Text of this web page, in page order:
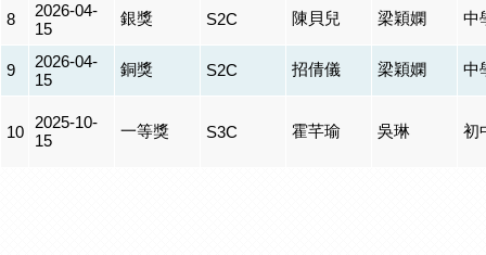
8
2026-04-
15
銀獎 S2C 陳貝兒 梁穎嫻 中
9
2026-04-
15
銅獎 S2C 招倩儀 梁穎嫻 中
10
2025-10-
15
一等獎 S3C 霍芊瑜 吳琳 初